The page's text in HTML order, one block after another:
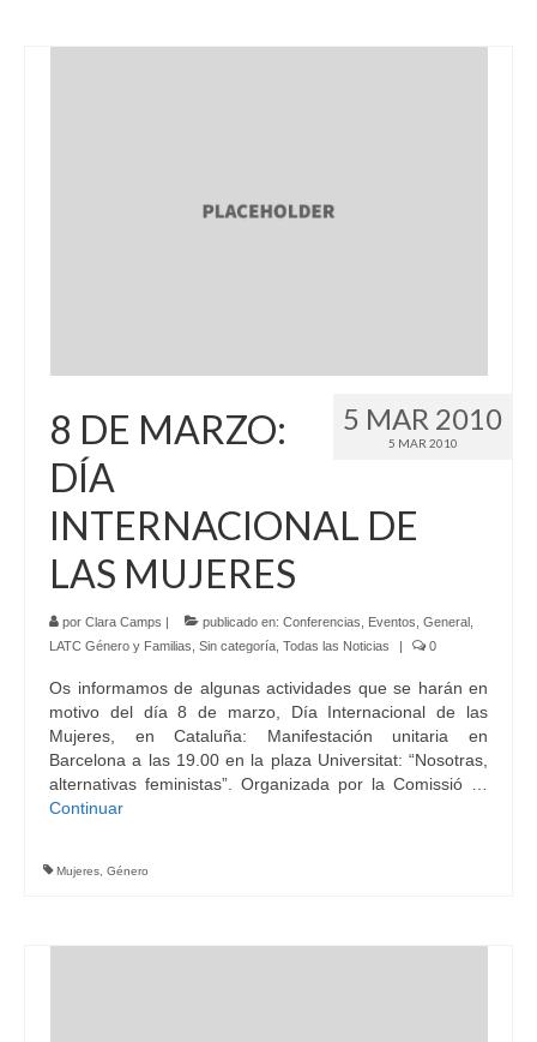
5 MAR 2010
5 MAR 2010
8 DE MARZO:
DÍA
INTERNACIONAL DE
LAS MUJERES
por Clara Camps | publicado en: Conferencias Eventos General
LATC Género y Familias Sin categoría Todas las Noticias | 0
Os informamos de algunas actividades que se harán en
motivo del día 8 de marzo, Día Internacional de las
Mujeres, en Cataluña: Manifestación unitaria en
Barcelona a las 19.00 en la plaza Universitat: “Nosotras,
alternativas feministas”. Organizada por la Comissió …
Continuar
Mujeres Género